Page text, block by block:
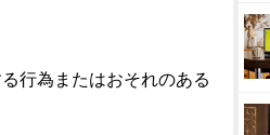
行為またはおそれのある